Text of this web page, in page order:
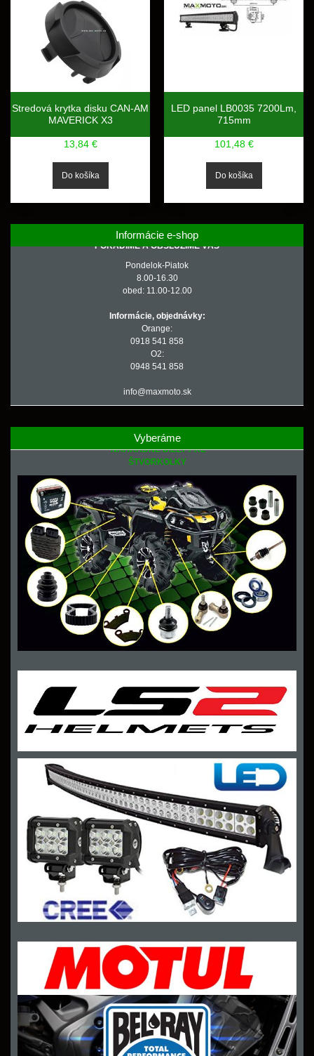
Stredová krytka disku CAN-AM
MAVERICK X3
13,84 €
LED panel LB0035 7200Lm,
715mm
101,48 €
Informácie e-shop
PORADÍME A OBSLÚŽIME VÁS
Pondelok-Piatok
8.00-16.30
obed: 11.00-12.00
Informácie, objednávky:
Orange:
0918 541 858
O2:
0948 541 858
info@maxmoto.sk
Vyberáme
NÁHRADNÉ DIELY PRE
ŠTVORKOLKY